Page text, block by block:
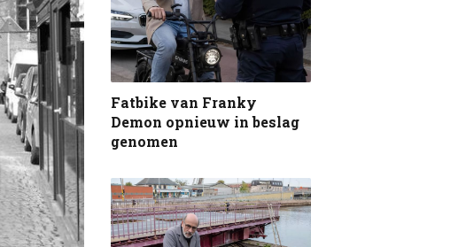
Fatbike van Franky
Demon opnieuw in beslag
genomen